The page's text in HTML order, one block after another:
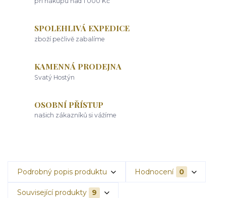
SPOLEHLIVÁ EXPEDICE
zboží pečlivě zabalíme
KAMENNÁ PRODEJNA
Svatý Hostýn
OSOBNÍ PŘÍSTUP
našich zákazníků si vážíme
Podrobný popis produktu Hodnocení 0
Související produkty 9